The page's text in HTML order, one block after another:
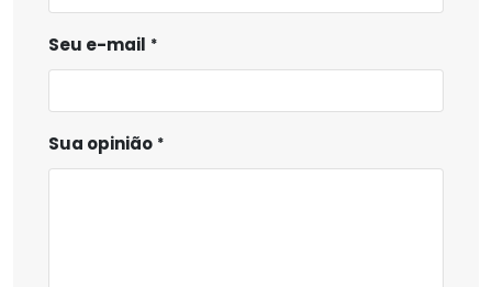
Seu e-mail
Sua opinião